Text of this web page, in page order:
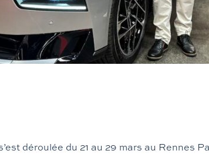
déroulée du 21 au 29 mars au Rennes